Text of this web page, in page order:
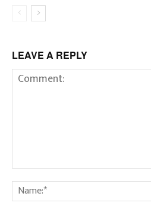
LEAVE A REPLY
Comment: